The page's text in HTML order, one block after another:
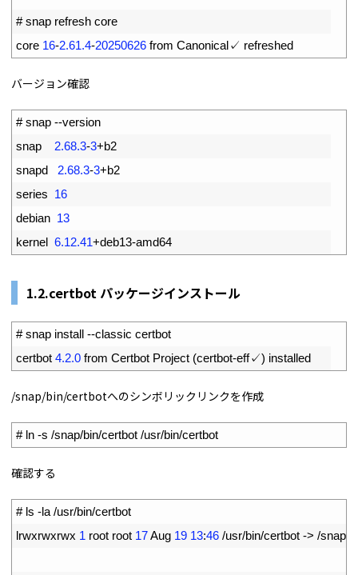
# snap refresh core
core 16-2.61.4-20250626 from Canonical✓ refreshed
バージョン確認
# snap --version
snap
2.68.3-3+b2
snapd
2.68.3-3+b2
series 16
debian 13
kernel 6.12.41+deb13-amd64
1.2.certbot パッケージインストール
# snap install --classic certbot
certbot 4.2.0 from Certbot Project (certbot-eff✓) installed
/snap/bin/certbotへのシンボリックリンクを作成
# ln -s /snap/bin/certbot /usr/bin/certbot
確認する
# ls -la /usr/bin/certbot
lrwxrwxrwx 1 root root 17Aug 19 13:46 /usr/bin/certbot -> /snap